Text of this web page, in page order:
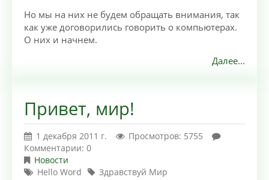
Но мы на них не будем обращать внимания, так
как уже договорились говорить о компьютерах.
О них и начнем.
Далее...
Привет, мир!
1 декабря 2011 г.
Просмотров: 5755
Комментарии: 0
Новости
Hello Word
Здравствуй Мир